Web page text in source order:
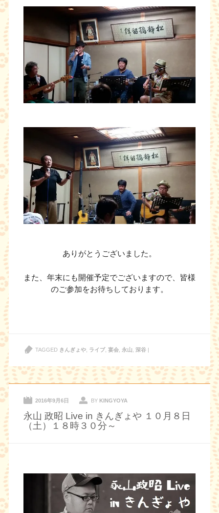
ありがとうございました。
また、年末にも開催予定でございますので、皆様
のご参加をお待ちしております。
TAGGED きんぎょや, ライブ, 宴会, 永山 深谷 |
2016年9月6日 BY KINGYOYA
永山 政昭 Live in きんぎょや １０月８日
（土）１８時３０分～